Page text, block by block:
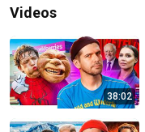
Videos
38:02